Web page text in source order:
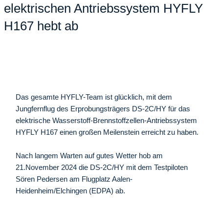
elektrischen Antriebssystem HYFLY
H167 hebt ab
Das gesamte HYFLY-Team ist glücklich, mit dem
Jungfernflug des Erprobungsträgers DS-2C/HY für das
elektrische Wasserstoff-Brennstoffzellen-Antriebssystem
HYFLY H167 einen großen Meilenstein erreicht zu haben.
Nach langem Warten auf gutes Wetter hob am
21.November 2024 die DS-2C/HY mit dem Testpiloten
Sören Pedersen am Flugplatz Aalen-
Heidenheim/Elchingen (EDPA) ab.